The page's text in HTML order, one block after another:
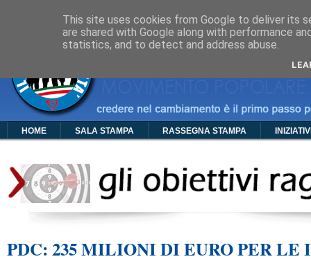
HOME SALA STAMPA RASSEGNA STAMPA
PDC: 235 MILIONI DI EURO PER LE
This site uses cookies from Google to deliver its
are shared with Google along with performance
statistics, and to detect and address abuse.